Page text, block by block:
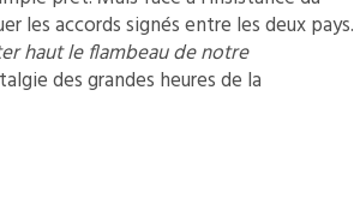
les accords signés entre les deux pays.
haut le flambeau de notre
des grandes heures de la